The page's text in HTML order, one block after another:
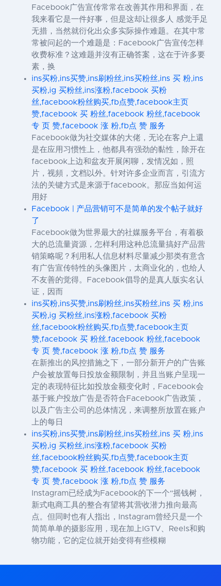
Facebook广告宣传常常在改善其作用和界面，在
我来看它是一件好事，但是这却让很多人 感觉手足
无措，当然就衍化出众多实际操作难题。在其中常
常被问起的一个难题是：Facebook广告宣传怎样
收费标准？这难题并沒有正确答案，这在于许多要
素，换
ins买粉,ins买赞,ins刷粉丝,ins买粉丝,ins 买 粉,ins
买粉,ig 买粉丝,ins涨粉,facebook 买粉
丝,facebook粉丝购买,fb点赞,facebook主页
赞,facebook 买 粉丝,facebook 粉丝,facebook
专 页 赞,facebook 涨 粉,fb点 赞 服务
Facebook做为社交媒体的大佬，无论在客户上還
是在应用习惯性上，他都具有强劲的黏性，除开在
facebook上边和盆友开展闲聊，发情况如，照
片，视頻，文档以外。针对许多企业而言，引流方
法的关键方式是来源于facebook。那应当如何运
用好
Facebook | 产品营销可不是简单的发个帖子就好
了
Facebook做为世界最大的社媒服务平台，有着极
大的总流量資源，怎样利用这种总流量搞好产品营
销策略呢？利用私人信息材料尽量减少那类有意含
有广告宣传特性的头像图片，太商业化的，也给人
不友善的觉得。Facebook倡导的是真人版实名认
证，因而
ins买粉,ins买赞,ins刷粉丝,ins买粉丝,ins 买 粉,ins
买粉,ig 买粉丝,ins涨粉,facebook 买粉
丝,facebook粉丝购买,fb点赞,facebook主页
赞,facebook 买 粉丝,facebook 粉丝,facebook
专 页 赞,facebook 涨 粉,fb点 赞 服务
在新推出的风控措施之下，一部分新开户的广告账
户会被放置每日投放金额限制，并且当账户呈现一
定的表现特征比如投放金额变化时，Facebook会
基于账户投放广告是否符合Facebook广告政策，
以及广告主公司的总体情况，来调整所放置在账户
上的每日
ins买粉,ins买赞,ins刷粉丝,ins买粉丝,ins 买 粉,ins
买粉,ig 买粉丝,ins涨粉,facebook 买粉
丝,facebook粉丝购买,fb点赞,facebook主页
赞,facebook 买 粉丝,facebook 粉丝,facebook
专 页 赞,facebook 涨 粉,fb点 赞 服务
Instagram已经成为Facebook的下一个“摇钱树，
新式电商工具的整合有望将其营收潜力推向最高
点。但同时也有人指出，Instagram曾经只是一个
简简单单的摄影应用，现在加上IGTV、Reels和购
物功能，它的定位就开始变得有些模糊